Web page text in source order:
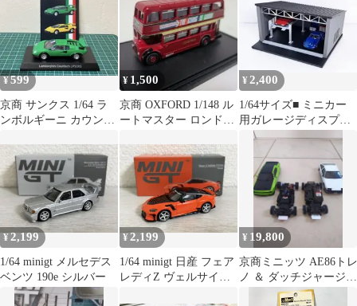
¥599
京商 サンクス 1/64 ラ
ンボルギーニ カウンタ
¥ 1,500
京商 OXFORD 1/148 ル
ートマスター ロンドン
¥ 2,400
1/64サイズ■ ミニカー
用ガレージディスプレ
イ■トミカプレミアム等
¥2,199
1/64 minigt メルセデス
ベンツ 190e シルバー
¥2,199
1/64 minigt 日産 フェア
レディZ ヴェルサイド
¥ 19,800
京商ミニッツ AE86トレ
ノ ＆ ダッチジャージャ
ー AWD RWD ASF